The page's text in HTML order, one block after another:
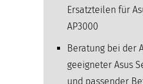
Ersatzteilen für
AP3000
Beratung bei der
geeigneter Asus
und passender